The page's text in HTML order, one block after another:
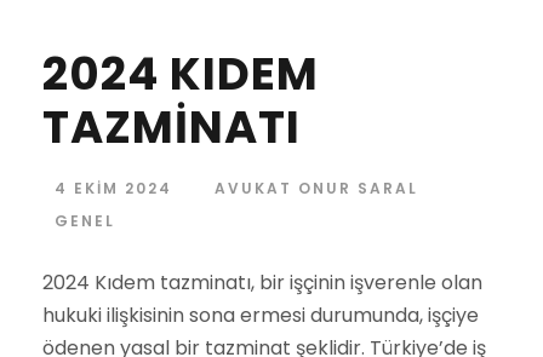
2024 KIDEM
TAZMİNATI
4 EKIM 2024
AVUKAT ONUR SARAL
GENEL
2024 Kıdem tazminatı, bir işçinin işverenle olan
hukuki ilişkisinin sona ermesi durumunda, işçiye
ödenen yasal bir tazminat şeklidir. Türkiye’de iş